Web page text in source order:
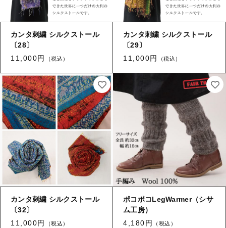
カンタ刺繍 シルクストール
〔28〕
11,000円
（税込）
カンタ刺繍 シルクストール
〔29〕
11,000円
（税込）
カンタ刺繍 シルクストール
〔32〕
11,000円
（税込）
ポコポコLegWarmer（シサ
ム工房）
4,180円
（税込）